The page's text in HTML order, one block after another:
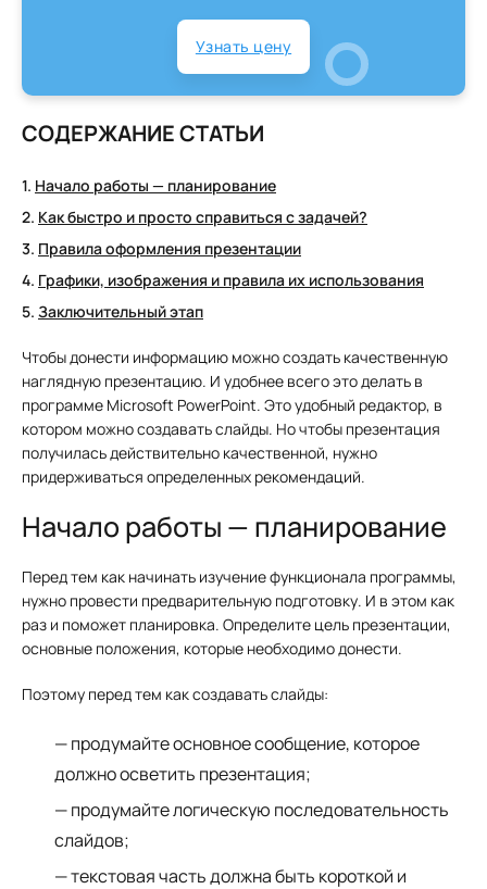
Узнать цену
СОДЕРЖАНИЕ СТАТЬИ
Начало работы — планирование
Как быстро и просто справиться с задачей?
Правила оформления презентации
Графики, изображения и правила их использования
Заключительный этап
Чтобы донести информацию можно создать качественную
наглядную презентацию. И удобнее всего это делать в
программе Microsoft PowerPoint. Это удобный редактор, в
котором можно создавать слайды. Но чтобы презентация
получилась действительно качественной, нужно
придерживаться определенных рекомендаций.
Начало работы — планирование
Перед тем как начинать изучение функционала программы,
нужно провести предварительную подготовку. И в этом как
раз и поможет планировка. Определите цель презентации,
основные положения, которые необходимо донести.
Поэтому перед тем как создавать слайды:
продумайте основное сообщение, которое
должно осветить презентация;
продумайте логическую последовательность
слайдов;
текстовая часть должна быть короткой и